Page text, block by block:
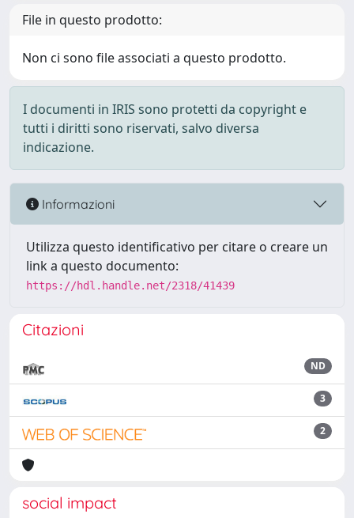
File in questo prodotto:
Non ci sono file associati a questo prodotto.
I documenti in IRIS sono protetti da copyright e
tutti i diritti sono riservati, salvo diversa
indicazione.
Informazioni
Utilizza questo identificativo per citare o creare un
link a questo documento:
https://hdl.handle.net/2318/41439
Citazioni
ND
3
2
social impact